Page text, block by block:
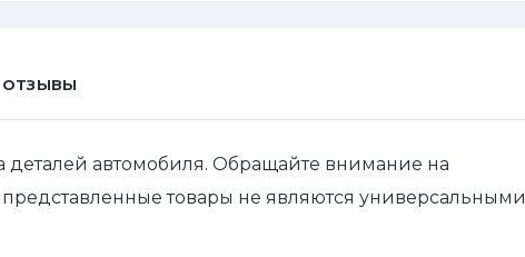
ОТЗЫВЫ
автомобиля. Обращайте внимание на
товары не являются универсальными